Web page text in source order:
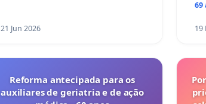
21 Jun 2026
69
19
Reforma antecipada para os
auxiliares de geriatria e de ação